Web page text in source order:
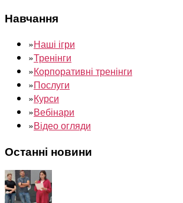
Навчання
»Наші ігри
»Тренінги
»Корпоративні тренінги
»Послуги
»Курси
»Вебінари
»Відео огляди
Останні новини